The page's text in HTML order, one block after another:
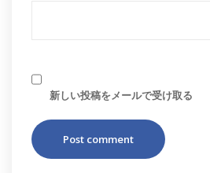
新しい投稿をメールで受け取る